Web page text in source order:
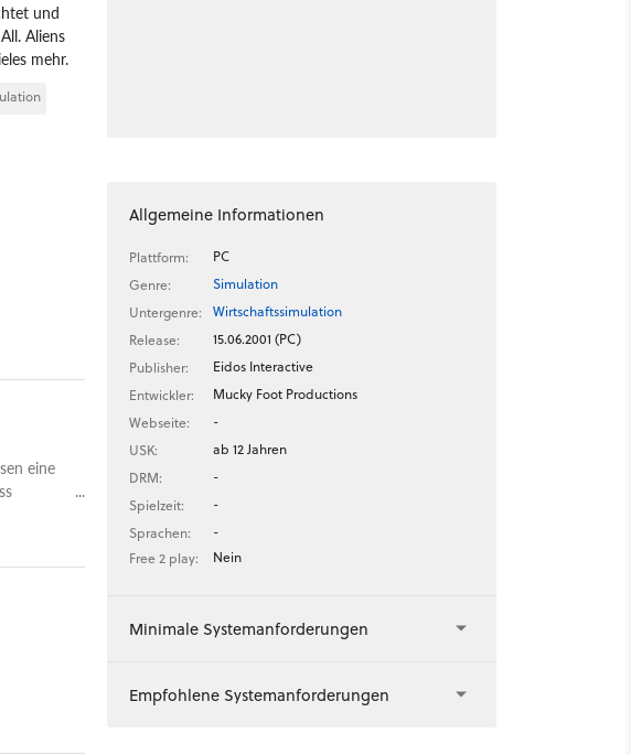
und
Aliens
mehr.
eine
Allgemeine Informationen
Plattform:
PC
Genre:
Simulation
Untergenre:
Wirtschaftssimulation
Release:
15.06.2001 (PC)
Publisher:
Eidos Interactive
Entwickler:
Mucky Foot Productions
Webseite:
-
USK:
ab 12 Jahren
DRM:
-
Spielzeit:
-
Sprachen:
-
Free 2 play:
Nein
Minimale Systemanforderungen
Empfohlene Systemanforderungen